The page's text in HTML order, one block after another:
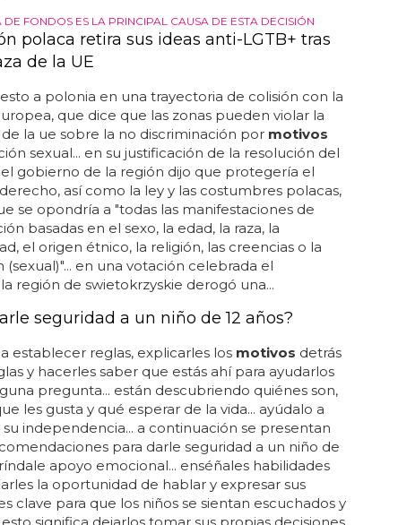
DE FONDOS ES LA PRINCIPAL CAUSA DE ESTA DECISIÓN
polaca retira sus ideas anti-LGTB+ tras
de la UE
a polonia en una trayectoria de colisión con la
que dice que las zonas pueden violar la
la ue sobre la no discriminación por motivos
sexual... en su justificación de la resolución del
gobierno de la región dijo que protegería el
así como la ley y las costumbres polacas,
se opondría a "todas las manifestaciones de
basadas en el sexo, la edad, la raza, la
el origen étnico, la religión, las creencias o la
(sexual)"... en una votación celebrada el
región de swietokrzyskie derogó una...
seguridad a un niño de 12 años?
establecer reglas, explicarles los motivos detrás
y hacerles saber que estás ahí para ayudarlos
pregunta... están descubriendo quiénes son,
les gusta y qué esperar de la vida... ayúdalo a
independencia... a continuación se presentan
para darle seguridad a un niño de
apoyo emocional... enséñales habilidades
la oportunidad de hablar y expresar sus
clave para que los niños se sientan escuchados y